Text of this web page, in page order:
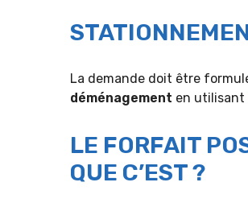
La demande doit être
déménagement en utilisant
LE FORFAIT
QUE C’EST ?